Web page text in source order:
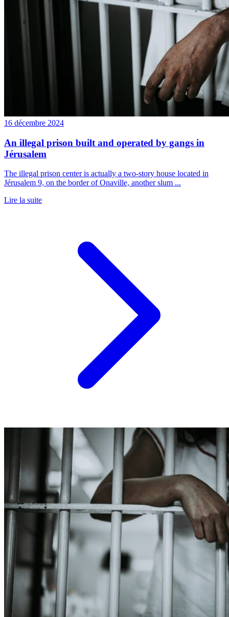
16 décembre 2024
An illegal prison built and operated by gangs in
Jérusalem
The illegal prison center is actually a two-story house located in
Jérusalem 9, on the border of Onaville, another slum ...
Lire la suite